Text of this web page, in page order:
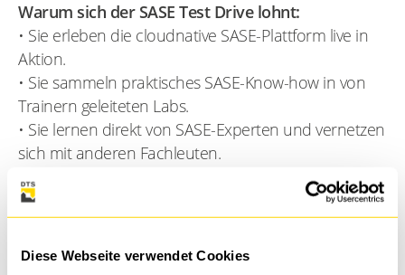
Diese Webseite verwendet Cookies
Warum sich der SASE Test Drive lohnt:
• Sie erleben die cloudnative SASE-Plattform live in
Aktion.
• Sie sammeln praktisches SASE-Know-how in von
Trainern geleiteten Labs.
• Sie lernen direkt von SASE-Experten und vernetzen
sich mit anderen Fachleuten.
• Sie gehen mit einem klaren Plan nach Hause, um
Ihre Netzwerk- und Sicherheitsarchitektur zu
modernisieren, ohne neue Komplexität zu schaffen.